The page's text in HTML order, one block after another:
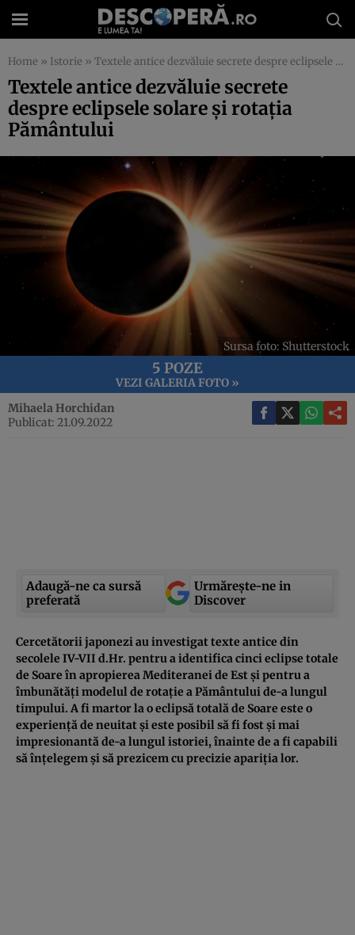
Home » Istorie » Textele antice dezvăluie secrete despre eclipsele solare și rotația Pământului
Textele antice dezvăluie secrete
despre eclipsele solare și rotația
Pământului
Sursa foto: Shutterstock
5 POZE
VEZI GALERIA FOTO »
Mihaela Horchidan
Publicat: 21.09.2022
Adaugă-ne ca sursă
preferată
Urmărește-ne in
Discover
Cercetătorii japonezi au investigat texte antice din
secolele IV-VII d.Hr. pentru a identifica cinci eclipse totale
de Soare în apropierea Mediteranei de Est și pentru a
îmbunătăți modelul de rotație a Pământului de-a lungul
timpului. A fi martor la o eclipsă totală de Soare este o
experiență de neuitat și este posibil să fi fost și mai
impresionantă de-a lungul istoriei, înainte de a fi capabili
să înțelegem și să prezicem cu precizie apariția lor.